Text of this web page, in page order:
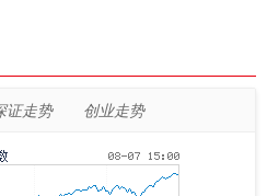
证走势 创业走势